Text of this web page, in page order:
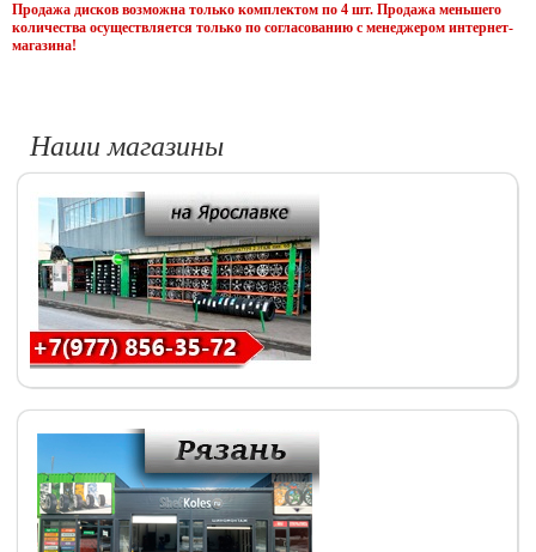
Продажа дисков возможна только комплектом по 4 шт. Продажа меньшего
количества осуществляется только по согласованию с менеджером интернет-
магазина!
Наши магазины